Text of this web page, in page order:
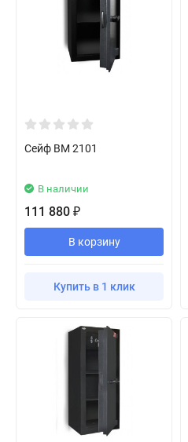
Сейф BM 2101
В наличии
111 880 ₽
В корзину
Купить в 1 клик